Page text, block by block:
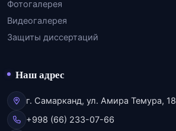
Фотогалерея
Видеогалерея
Защиты диссертаций
Наш адрес
г. Самарканд, ул. Амира Темура, 18
+998 (66) 233-07-66